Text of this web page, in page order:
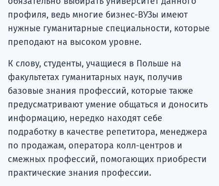
профиля, ведь многие бизнес-ВУЗы имеют
нужные гуманитарные специальности, которые
преподают на высоком уровне.
К слову, студенты, учащиеся в Польше на
факультетах гуманитарных наук, получив
базовые знания профессий, которые также
предусматривают умение общаться и доносить
информацию, нередко находят себе
подработку в качестве репетитора, менеджера
по продажам, оператора колл-центров и
смежных профессий, помогающих приобрести
практические знания профессии.